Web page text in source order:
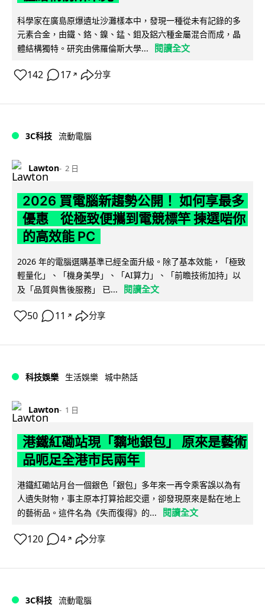
科學家在廣島原爆遺址沙灘樣本中，發現一種從未有記錄的多
元素合金，由鐵、鉻、鎳、錳、鉬及鋁六種金屬混合而成，晶
體結構獨特。研究由佛羅倫斯大學...
閱讀全文
142 17 ↗ 分享
3C科技 流動電腦
Lawton 2 日
2026 買電腦新趨勢公開！ 如何享最多
優惠 從極致便攜到電競標竿 揀選啱你
的高效能 PC
2026 年的電腦選購基準已經全面升級。除了基本效能，「極致
輕量化」、「機身美學」、「AI算力」、「前瞻技術加持」以
及「品質與售後服務」 已...
閱讀全文
50 11 ↗ 分享
科技娛樂 生活娛樂 城中熱話
Lawton 1 日
港鐵紅磡站現「黐地銀包」 原來是藝術
品呃足全港市民兩年
港鐵紅磡站月台一個銀色「銀包」多年來一再令乘客誤以為有
人遺失財物，事主原本打算拾起交還，卻發現原來是黏在地上
的藝術品。這件名為《失而復得》的...
閱讀全文
120 4 ↗ 分享
3C科技 流動電腦